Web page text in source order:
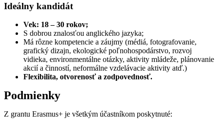
Ideálny kandidát
Vek: 18 – 30 rokov;
S dobrou znalosťou anglického jazyka;
Má rôzne kompetencie a záujmy (médiá, fotografovanie,
grafický dizajn, ekologické poľnohospodárstvo, rozvoj
vidieka, environmentálne otázky, aktivity mládeže, plánovanie
akcií a činností, neformálne vzdelávacie aktivity atď.)
Flexibilita, otvorenosť a zodpovednosť.
Podmienky
Z grantu Erasmus+ je všetkým účastníkom poskytnuté: